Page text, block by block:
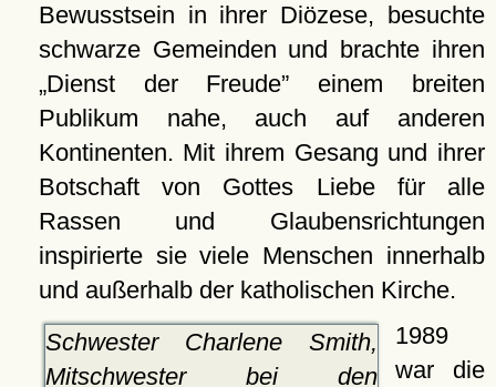
Bewusstsein in ihrer Diözese, besuchte
schwarze Gemeinden und brachte ihren
Dienst der Freude
einem breiten
Publikum nahe, auch auf anderen
Kontinenten. Mit ihrem Gesang und ihrer
Botschaft von Gottes Liebe für alle
Rassen und Glaubensrichtungen
inspirierte sie viele Menschen innerhalb
und außerhalb der katholischen Kirche.
Schwester Charlene Smith,
Mitschwester bei den
1989
war die